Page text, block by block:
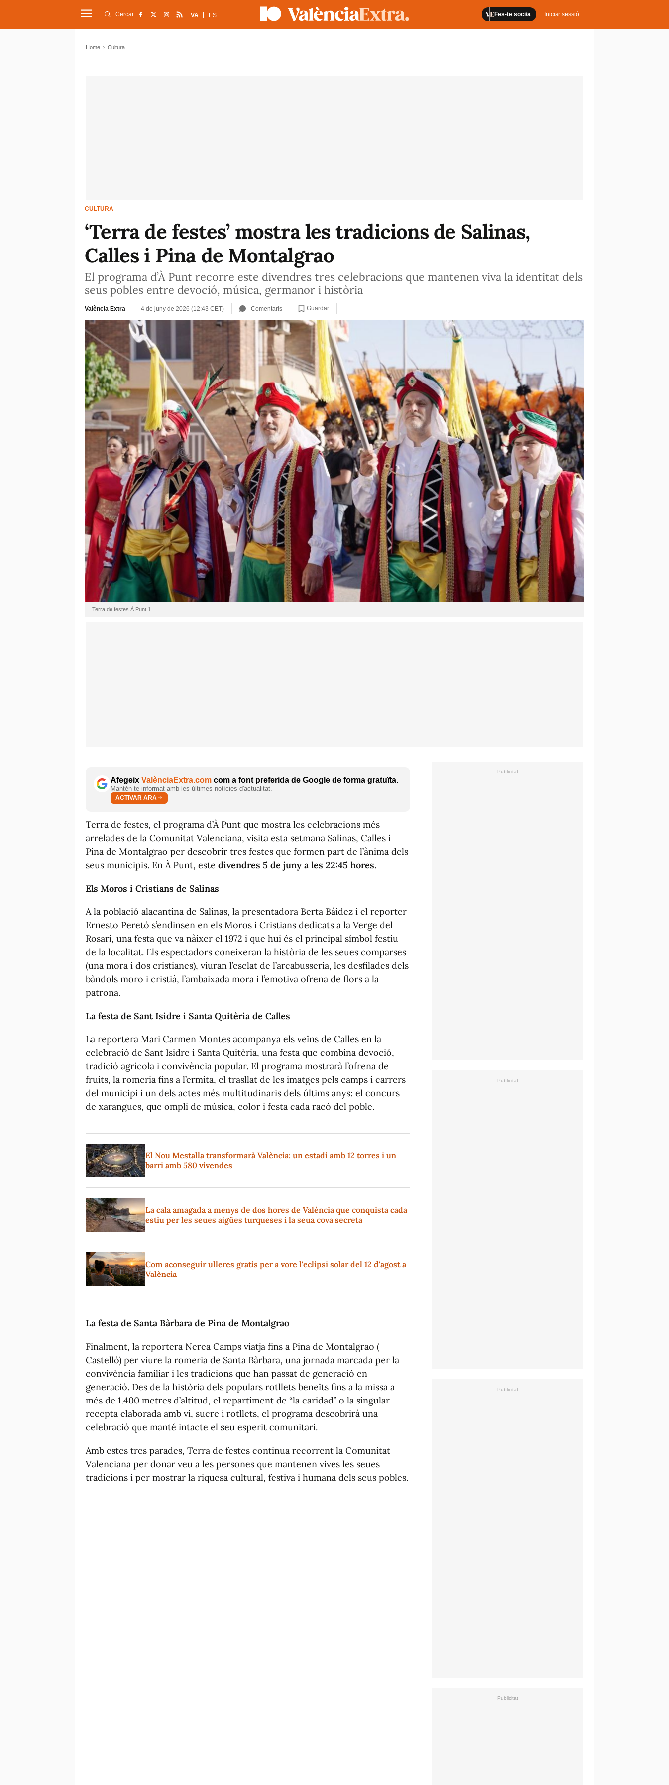
Fes-te soci/a Iniciar sessió
Cercar VA ES
Home Cultura
CULTURA
‘Terra de festes’ mostra les tradicions de Salinas,
Calles i Pina de Montalgrao
El programa d’À Punt recorre este divendres tres celebracions que mantenen viva la identitat dels
seus pobles entre devoció, música, germanor i història
València Extra 4 de juny de 2026 (12:43 CET) Comentaris Guardar
Terra de festes À Punt 1
Afegeix ValènciaExtra.com com a font preferida de Google de forma gratuïta.
Mantén-te informat amb les últimes notícies d'actualitat.
ACTIVAR ARA
Terra de festes, el programa d’À Punt que mostra les celebracions més
arrelades de la Comunitat Valenciana, visita esta setmana Salinas, Calles i
Pina de Montalgrao per descobrir tres festes que formen part de l’ànima dels
seus municipis. En À Punt, este divendres 5 de juny a les 22:45 hores.
Els Moros i Cristians de Salinas
A la població alacantina de Salinas, la presentadora Berta Báidez i el reporter
Ernesto Peretó s’endinsen en els Moros i Cristians dedicats a la Verge del
Rosari, una festa que va nàixer el 1972 i que hui és el principal símbol festiu
de la localitat. Els espectadors coneixeran la història de les seues comparses
(una mora i dos cristianes), viuran l’esclat de l’arcabusseria, les desfilades dels
bàndols moro i cristià, l’ambaixada mora i l’emotiva ofrena de flors a la
patrona.
La festa de Sant Isidre i Santa Quitèria de Calles
La reportera Mari Carmen Montes acompanya els veïns de Calles en la
celebració de Sant Isidre i Santa Quitèria, una festa que combina devoció,
tradició agrícola i convivència popular. El programa mostrarà l’ofrena de
fruits, la romeria fins a l’ermita, el trasllat de les imatges pels camps i carrers
del municipi i un dels actes més multitudinaris dels últims anys: el concurs
de xarangues, que ompli de música, color i festa cada racó del poble.
El Nou Mestalla transformarà València: un estadi amb 12 torres i un
barri amb 580 vivendes
La cala amagada a menys de dos hores de València que conquista cada
estiu per les seues aigües turqueses i la seua cova secreta
Com aconseguir ulleres gratis per a vore l'eclipsi solar del 12 d'agost a
València
La festa de Santa Bàrbara de Pina de Montalgrao
Finalment, la reportera Nerea Camps viatja fins a Pina de Montalgrao (
Castelló) per viure la romeria de Santa Bàrbara, una jornada marcada per la
convivència familiar i les tradicions que han passat de generació en
generació. Des de la història dels populars rotllets beneïts fins a la missa a
més de 1.400 metres d’altitud, el repartiment de “la caridad” o la singular
recepta elaborada amb vi, sucre i rotllets, el programa descobrirà una
celebració que manté intacte el seu esperit comunitari.
Amb estes tres parades, Terra de festes continua recorrent la Comunitat
Valenciana per donar veu a les persones que mantenen vives les seues
tradicions i per mostrar la riquesa cultural, festiva i humana dels seus pobles.